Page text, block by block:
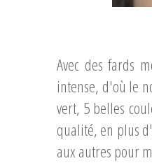
Avec des fards
intense, d'où le
vert, 5 belles
qualité, en plus
aux autres pour